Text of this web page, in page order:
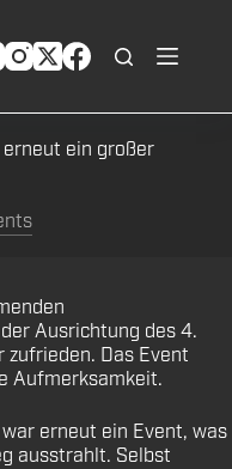
erneut ein großer
Ausrichtung des 4.
zufrieden. Das Event
Aufmerksamkeit.
erneut ein Event, was
ausstrahlt. Selbst